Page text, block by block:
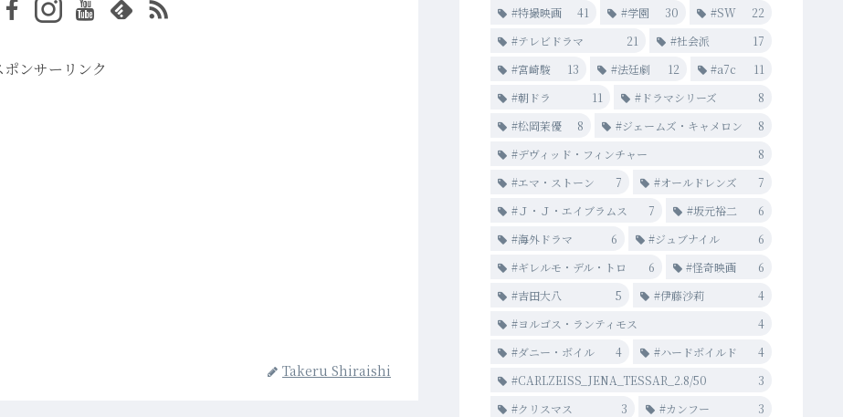
ポンサーリンク
Takeru Shiraishi
#特撮映画 41 #学園 30 #SW
22
#テレビドラマ
21 #社会派
17
#宮崎駿
13 #法廷劇 12 #a7c
11
#朝ドラ
11 #ドラマシリーズ
8
#松岡茉優
8 #ジェームズ・キャメロン
8
#デヴィッド・フィンチャー
8
#エマ・ストーン
7 #オールドレンズ
7
#Ｊ・Ｊ・エイブラムス
7 #坂元裕二
6
#海外ドラマ
6 #ジュブナイル
6
#ギレルモ・デル・トロ
6 #怪奇映画
6
#吉田大八
5 #伊藤沙莉
4
#ヨルゴス・ランティモス
4
#ダニー・ボイル
4 #ハードボイルド
4
#CARLZEISS_JENA_TESSAR_2.8/50
3
#クリスマス
3 #カンフー
3